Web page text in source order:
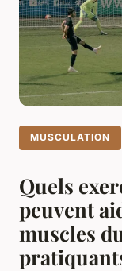
MUSCULATION
Quels
peuvent
muscles